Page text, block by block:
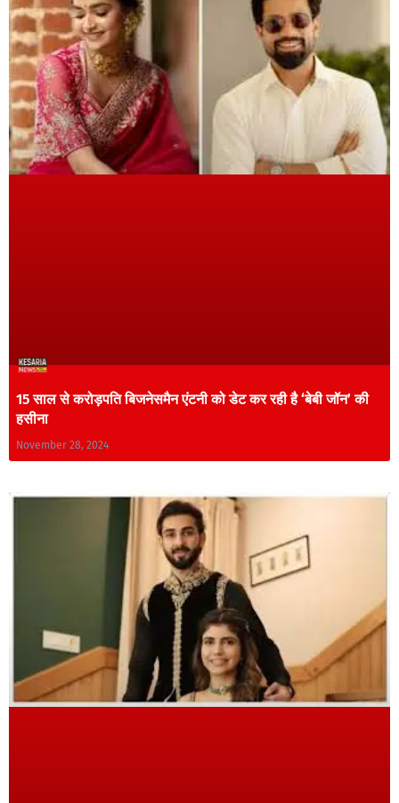
15 साल से करोड़पति बिजनेसमैन एंटनी को डेट कर रही है ‘बेबी जॉन’ की
हसीना
November 28, 2024